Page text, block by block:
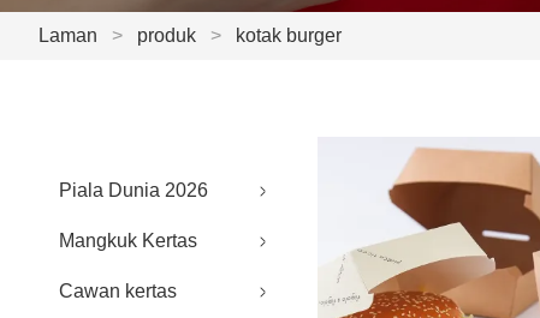
Laman > produk > kotak burger
Piala Dunia 2026
Mangkuk Kertas
Cawan kertas